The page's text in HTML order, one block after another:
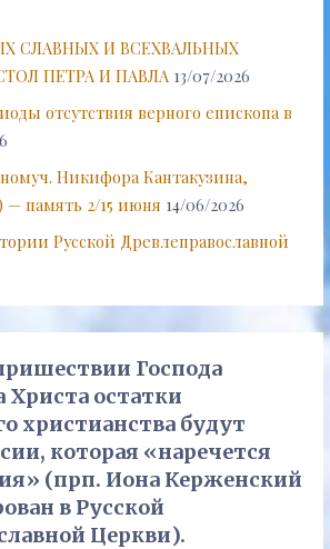
СЛАВНЫХ И ВСЕХВАЛЬНЫХ
ПЕТРА И ПАВЛА 13/07/2026
отсутствия верного епископа в
Никифора Кантакузина,
— память 2/15 июня 14/06/2026
Русской Древлеправославной
Господа
Христа остатки
христианства будут
которая «наречется
(прп. Иона Керженский
в Русской
Церкви).